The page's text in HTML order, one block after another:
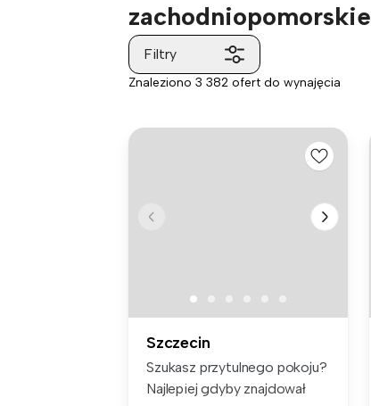
zachodniopomorskie
Filtry
Znaleziono 3 382 ofert do wynajęcia
Szczecin
Szukasz przytulnego pokoju?
Najlepiej gdyby znajdował